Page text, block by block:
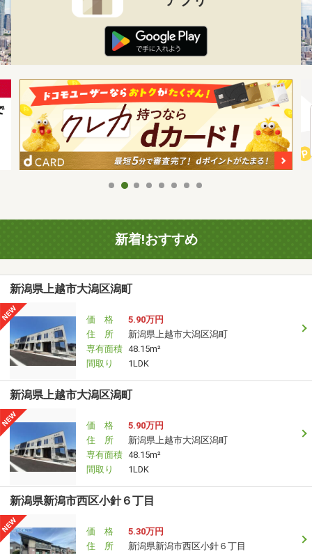
新着!おすすめ
新潟県上越市大潟区潟町
価 格
5.90万円
住 所
新潟県上越市大潟区潟町
専有面積 48.15m²
間取り
1LDK
新潟県上越市大潟区潟町
価 格
5.90万円
住 所
新潟県上越市大潟区潟町
専有面積 48.15m²
間取り
1LDK
新潟県新潟市西区小針６丁目
価 格
5.30万円
住 所
新潟県新潟市西区小針６丁目